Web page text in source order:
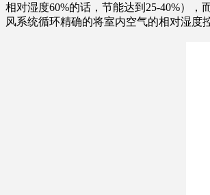
相对湿度60%的话，节能达到25-40%）
风系统循环精确的将室内空气的相对湿度